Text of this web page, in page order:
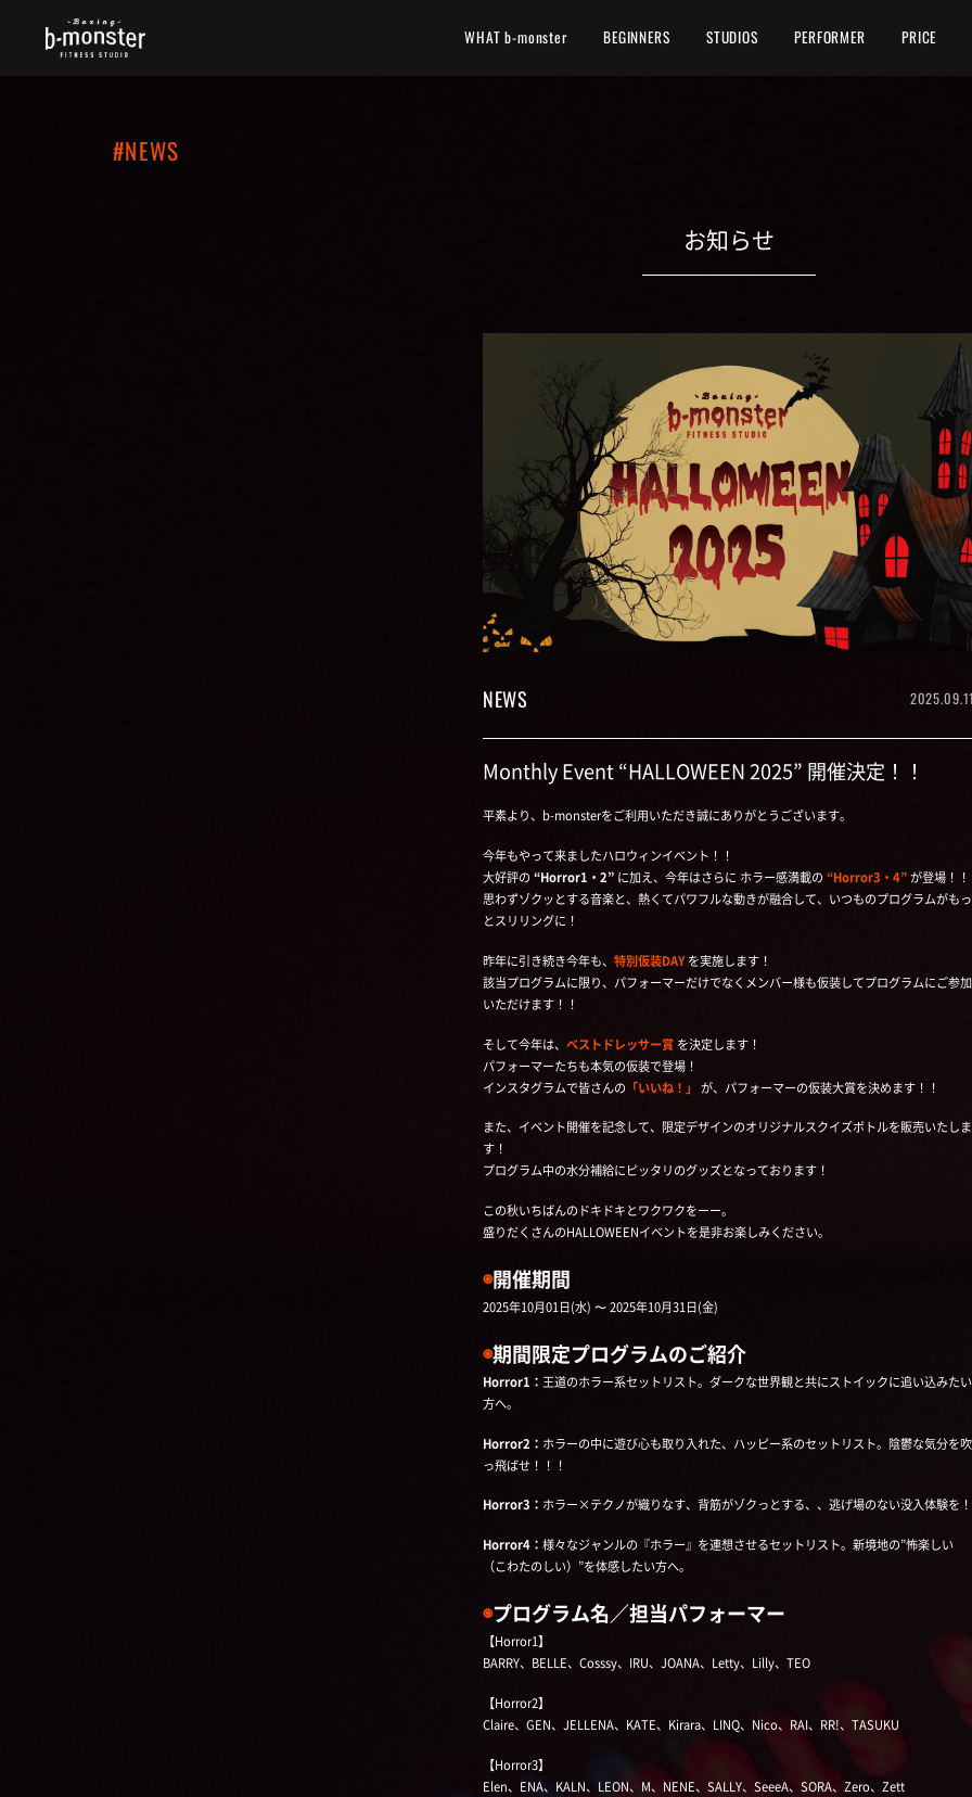
WHAT b-monster BEGINNERS STUDIOS PERFORMER PRICE
#NEWS
お知らせ
NEWS
Monthly Event “HALLOWEEN 2025” 開催決定！！
平素より、b-monsterをご利用いただき誠にありがとうございます。
今年もやって来ましたハロウィンイベント！！
大好評の “Horror1・2”に加え、今年はさらに ホラー感満載の “Horror3・4”が登場！！
思わずゾクッとする音楽と、熱くてパワフルな動きが融合して、いつものプログラムがもっ
とスリリングに！
昨年に引き続き今年も、 特別仮装DAYを実施します！
該当プログラムに限り、パフォーマーだけでなくメンバー様も仮装してプログラムにご参加
いただけます！！
そして今年は、 ベストドレッサー賞を決定します！
パフォーマーたちも本気の仮装で登場！
インスタグラムで皆さんの 「いいね！」 が、パフォーマーの仮装大賞を決めます！！
また、イベント開催を記念して、限定デザインのオリジナルスクイズボトルを販売いたしま
す！
プログラム中の水分補給にピッタリのグッズとなっております！
この秋いちばんのドキドキとワクワクをーー。
盛りだくさんのHALLOWEENイベントを是非お楽しみください。
◉開催期間
2025年10月01日(水) 〜 2025年10月31日(金)
◉期間限定プログラムのご紹介
Horror1： 王道のホラー系セットリスト。ダークな世界観と共にストイックに追い込みたい
方へ。
Horror2： ホラーの中に遊び心も取り入れた、ハッピー系のセットリスト。陰鬱な気分を吹
っ飛ばせ！！！
Horror3： ホラー×テクノが織りなす、背筋がゾクっとする、、逃げ場のない没入体験を！
Horror4： 様々なジャンルの『ホラー』を連想させるセットリスト。新境地の”怖楽しい
（こわたのしい）”を体感したい方へ。
◉プログラム名／担当パフォーマー
【Horror1】
BARRY、BELLE、Cosssy、IRU、JOANA、Letty、Lilly、TEO
【Horror2】
Claire、GEN、JELLENA、KATE、Kirara、LINQ、Nico、RAI、RR!、TASUKU
【Horror3】
Elen、ENA、KALN、LEON、M、NENE、SALLY、SeeeA、SORA、Zero、Zett